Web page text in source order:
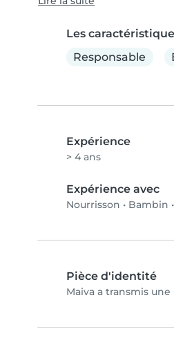
Les
Responsable
Expérience
> 4 ans
Expérience avec
Nourrisson • Bambin •
Pièce d'identité
Maiva a transmis